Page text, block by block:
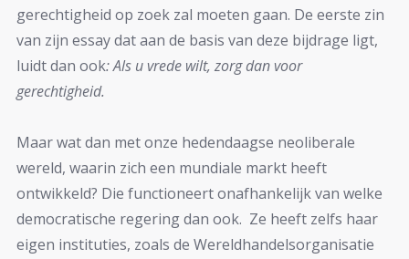
gerechtigheid op zoek zal moeten gaan. De eerste zin
van zijn essay dat aan de basis van deze bijdrage ligt,
luidt dan ook: Als u vrede wilt, zorg dan voor
gerechtigheid.
Maar wat dan met onze hedendaagse neoliberale
wereld, waarin zich een mundiale markt heeft
ontwikkeld? Die functioneert onafhankelijk van welke
democratische regering dan ook. Ze heeft zelfs haar
eigen instituties, zoals de Wereldhandelsorganisatie